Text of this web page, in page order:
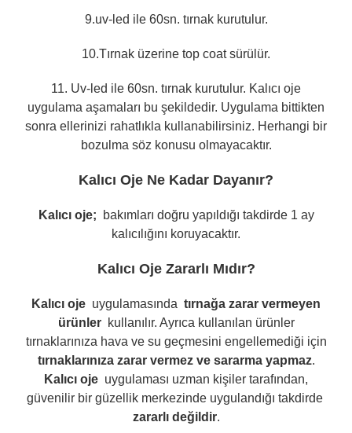
9.uv-led ile 60sn. tırnak kurutulur.
10.Tırnak üzerine top coat sürülür.
11. Uv-led ile 60sn. tırnak kurutulur. Kalıcı oje
uygulama aşamaları bu şekildedir. Uygulama bittikten
sonra ellerinizi rahatlıkla kullanabilirsiniz. Herhangi bir
bozulma söz konusu olmayacaktır.
Kalıcı Oje Ne Kadar Dayanır?
Kalıcı oje;
bakımları doğru yapıldığı takdirde 1 ay
kalıcılığını koruyacaktır.
Kalıcı Oje Zararlı Mıdır?
Kalıcı oje uygulamasında tırnağa zarar vermeyen
ürünler
kullanılır. Ayrıca kullanılan ürünler
tırnaklarınıza hava ve su geçmesini engellemediği için
tırnaklarınıza zarar vermez ve sararma yapmaz.
Kalıcı oje uygulaması uzman kişiler tarafından,
güvenilir bir güzellik merkezinde uygulandığı takdirde
zararlı değildir.